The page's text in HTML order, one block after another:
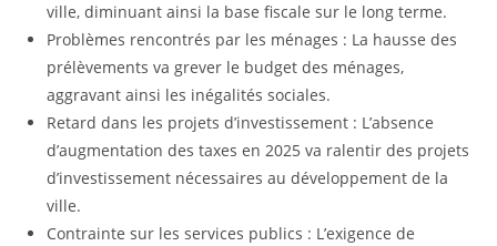
ville, diminuant ainsi la base fiscale sur le long terme.
Problèmes rencontrés par les ménages : La hausse des
prélèvements va grever le budget des ménages,
aggravant ainsi les inégalités sociales.
Retard dans les projets d’investissement : L’absence
d’augmentation des taxes en 2025 va ralentir des projets
d’investissement nécessaires au développement de la
ville.
Contrainte sur les services publics : L’exigence de